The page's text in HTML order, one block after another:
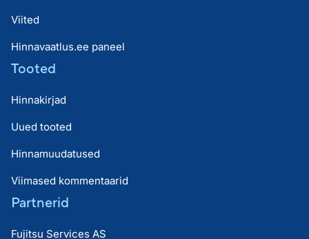
Viited
Hinnavaatlus.ee paneel
Tooted
Hinnakirjad
Uued tooted
Hinnamuudatused
Viimased kommentaarid
Partnerid
Fujitsu Services AS